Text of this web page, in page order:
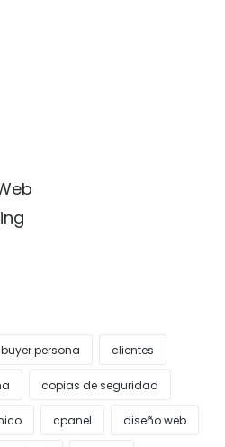
buyer persona clientes
copias de seguridad
cpanel diseño web